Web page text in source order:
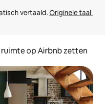
vertaald. Originele taal
ruimte op Airbnb zetten